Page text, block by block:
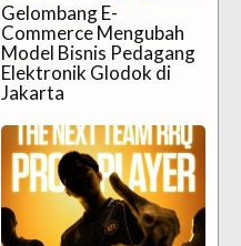
Gelombang E-
Commerce Mengubah
Model Bisnis Pedagang
Elektronik Glodok di
Jakarta